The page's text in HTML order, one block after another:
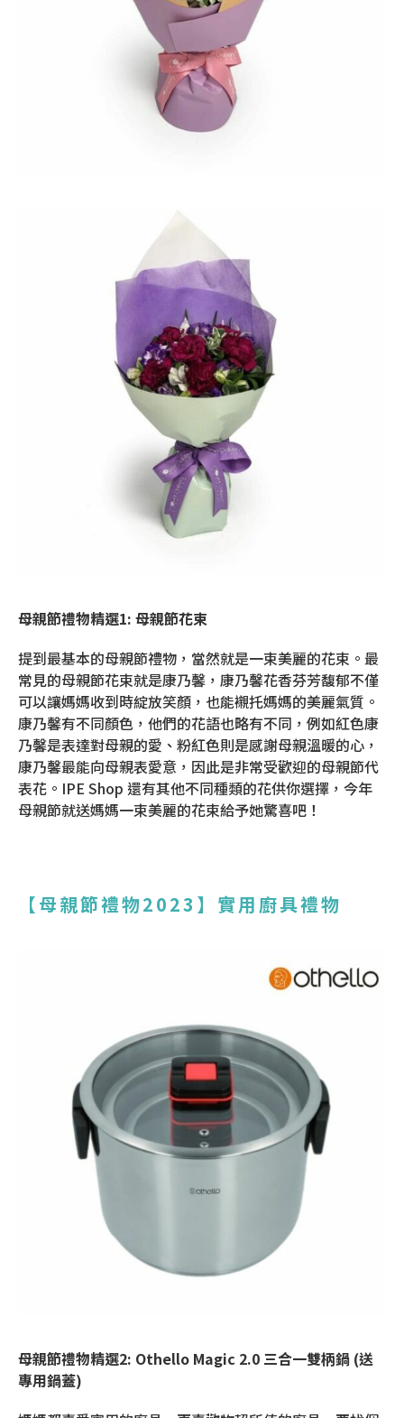
母親節禮物精選1: 母親節花束
提到最基本的母親節禮物，當然就是一束美麗的花束。最
常見的母親節花束就是康乃馨，康乃馨花香芬芳馥郁不僅
可以讓媽媽收到時綻放笑顏，也能襯托媽媽的美麗氣質。
康乃馨有不同顏色，他們的花語也略有不同，例如紅色康
乃馨是表達對母親的愛、粉紅色則是感謝母親溫暖的心，
康乃馨最能向母親表愛意，因此是非常受歡迎的母親節代
表花。IPE Shop 還有其他不同種類的花供你選擇，今年
母親節就送媽媽一束美麗的花束給予她驚喜吧！
【母親節禮物2023】實用廚具禮物
母親節禮物精選2: Othello Magic 2.0 三合一雙柄鍋 (送
專用鍋蓋)